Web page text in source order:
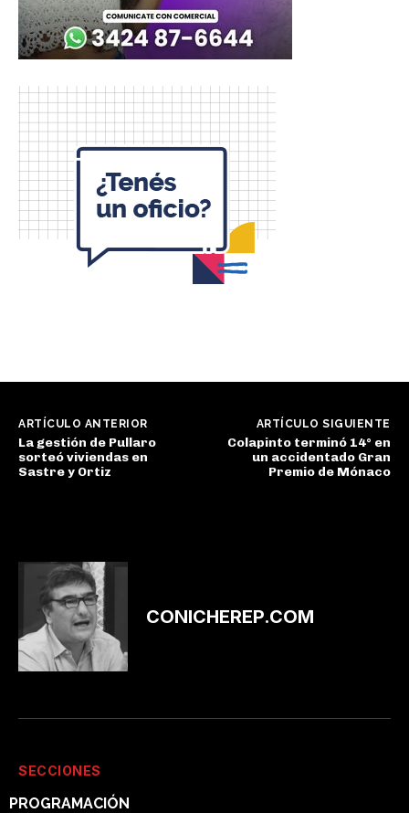
ARTÍCULO ANTERIOR
La gestión de Pullaro
sorteó viviendas en
Sastre y Ortiz
ARTÍCULO SIGUIENTE
Colapinto terminó 14° en
un accidentado Gran
Premio de Mónaco
CONICHEREP.COM
SECCIONES
PROGRAMACIÓN